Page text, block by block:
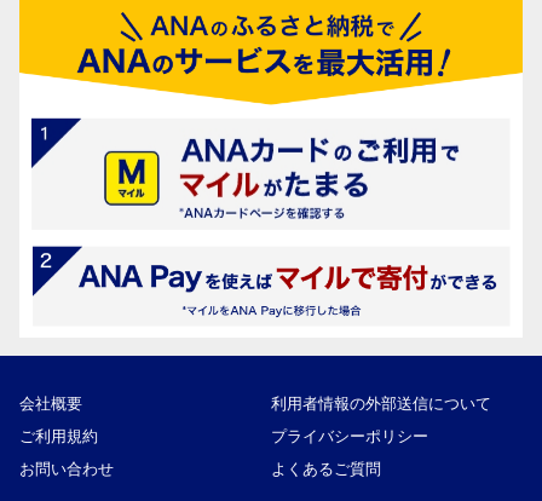
会社概要
利用者情報の外部送信について
ご利用規約
プライバシーポリシー
お問い合わせ
よくあるご質問